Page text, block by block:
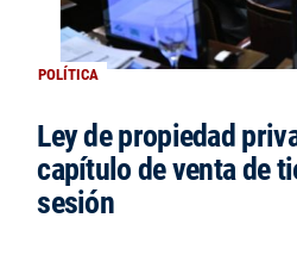
POLÍTICA
Ley de propiedad
capítulo de venta de
sesión